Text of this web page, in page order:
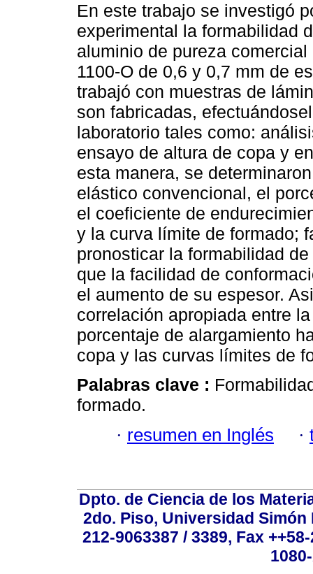
En este trabajo se investigó
experimental la formabilidad
aluminio de pureza
1100-O de 0,6 y 0,7 mm de
trabajó con muestras de
son fabricadas,
laboratorio tales como:
ensayo de altura de copa y
esta manera, se
elástico convencional, el
el coeficiente de
y la curva límite de formado;
pronosticar la formabilidad
que la facilidad de
el aumento de su espesor.
correlación apropiada entre
porcentaje de alargamiento
copa y las curvas límites de
Palabras clave :
formado.
· resumen en Inglés ·
Dpto. de Ciencia de los
2do. Piso, Universidad
212-9063387 / 3389, Fax